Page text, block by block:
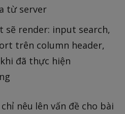
từ server
sẽ render: input search,
trên column header,
đã thực hiện
nêu lên vấn đề cho bài